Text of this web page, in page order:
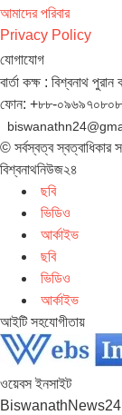
আমাদের পরিবার
Privacy Policy
যোগাযোগ
বার্তা কক্ষ : বিশ্বনাথ পুরান
ফোন: +৮৮-
© সর্বস্বত্ব স্বত্বাধিকার
বিশ্বনাথনিউজ২৪
ছবি
ভিডিও
আর্কাইভ
ছবি
ভিডিও
আর্কাইভ
আইটি সহযোগীতায়
ওয়েবস ইনসাইট